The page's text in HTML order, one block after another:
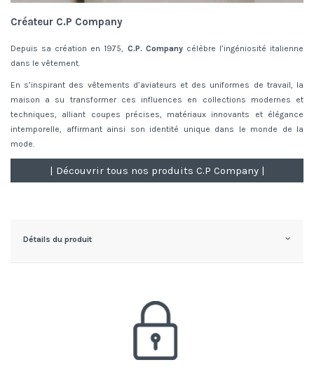
Créateur C.P Company
Depuis sa création en 1975, C.P. Companycélèbre l’ingéniosité italienne
dans le vêtement.
En s’inspirant des vêtements d’aviateurs et des uniformes de travail, la
maison a su transformer ces influences en collections modernes et
techniques, alliant coupes précises, matériaux innovants et élégance
intemporelle, affirmant ainsi son identité unique dans le monde de la
mode.
| Découvrir tous nos produits C.P Company |
Détails du produit